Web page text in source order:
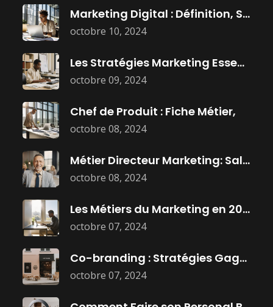
octobre 10, 2024
Marketing Digital : Définition, Stratégies, et
octobre 09, 2024
Les Stratégies Marketing Essentielles Pour Dominer
octobre 08, 2024
Chef de Produit : Fiche Métier,
octobre 08, 2024
Métier Directeur Marketing: Salaire, Mission, et
octobre 07, 2024
Les Métiers du Marketing en 2025
octobre 07, 2024
Co-branding : Stratégies Gagnantes pour Booster